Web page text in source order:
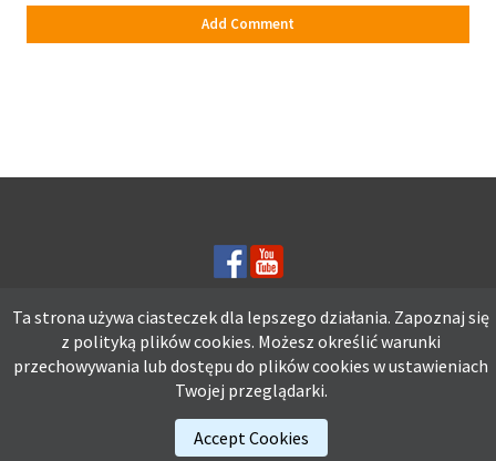
Ta strona używa ciasteczek dla lepszego działania. Zapoznaj się z
polityką plikówcookies.Możesz określić warunki przechowywania lub
dostępu do plików cookies w ustawieniach Twojej przeglądarki.
Ta strona używa ciasteczek dla lepszego działania. Zapoznaj się
z polityką plikówcookies. Możesz określić warunki
przechowywania lub dostępu do plików cookies w ustawieniach
Twojej przeglądarki.
Accept Cookies